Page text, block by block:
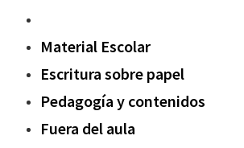
Material Escolar
Escritura sobre papel
Pedagogía y contenidos
Fuera del aula